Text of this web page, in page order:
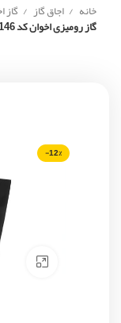
خانه اجاق گاز گاز
گاز رومیزی اخوان کد Gi146
-12%